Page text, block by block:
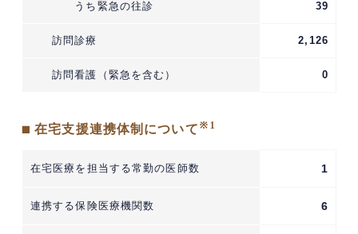
うち緊急の往診 39
訪問診療 2,126
訪問看護（緊急を含む） 0
■ 在宅支援連携体制について※1
在宅医療を担当する常勤の医師数 1
連携する保険医療機関数 6